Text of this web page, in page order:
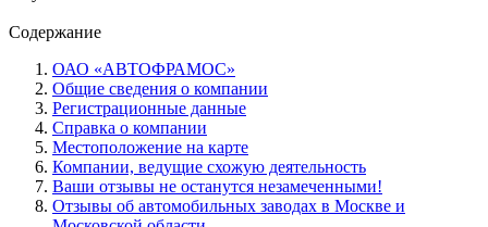
Содержание
ОАО «АВТОФРАМОС»
Общие сведения о компании
Регистрационные данные
Справка о компании
Местоположение на карте
Компании, ведущие схожую деятельность
Ваши отзывы не останутся незамеченными!
Отзывы об автомобильных заводах в Москве и